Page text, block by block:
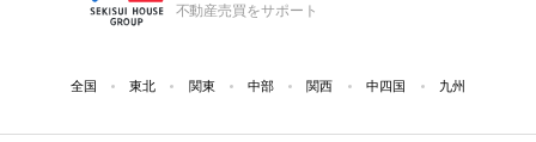
不動産売買をサポート
全国 東北 関東 中部 関西 中四国 九州